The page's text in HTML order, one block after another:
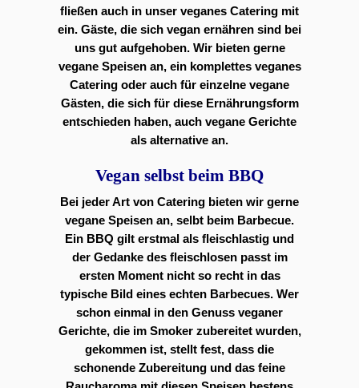
fließen auch in unser veganes Catering mit
ein. Gäste, die sich vegan ernähren sind bei
uns gut aufgehoben. Wir bieten gerne
vegane Speisen an, ein komplettes veganes
Catering oder auch für einzelne vegane
Gästen, die sich für diese Ernährungsform
entschieden haben, auch vegane Gerichte
als alternative an.
Vegan selbst beim BBQ
Bei jeder Art von Catering bieten wir gerne
vegane Speisen an, selbt beim Barbecue.
Ein BBQ gilt erstmal als fleischlastig und
der Gedanke des fleischlosen passt im
ersten Moment nicht so recht in das
typische Bild eines echten Barbecues. Wer
schon einmal in den Genuss veganer
Gerichte, die im Smoker zubereitet wurden,
gekommen ist, stellt fest, dass die
schonende Zubereitung und das feine